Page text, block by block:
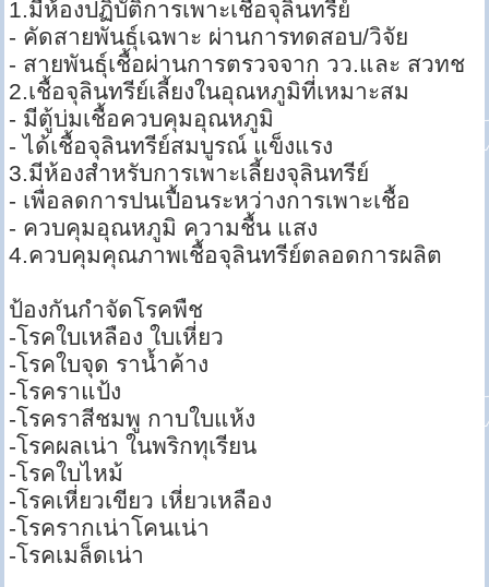
1.มีห้องปฏิบัติการเพาะเชื้อจุลินทรีย์
- คัดสายพันธุ์เฉพาะ ผ่านการทดสอบ/วิจัย
- สายพันธุ์เชื้อผ่านการตรวจจาก วว.และ สวทช
2.เชื้อจุลินทรีย์เลี้ยงในอุณหภูมิที่เหมาะสม
- มีตู้บ่มเชื้อควบคุมอุณหภูมิ
- ได้เชื้อจุลินทรีย์สมบูรณ์ แข็งแรง
3.มีห้องสำหรับการเพาะเลี้ยงจุลินทรีย์
- เพื่อลดการปนเปื้อนระหว่างการเพาะเชื้อ
- ควบคุมอุณหภูมิ ความชื้น แสง
4.ควบคุมคุณภาพเชื้อจุลินทรีย์ตลอดการผลิต
ป้องกันกำจัดโรคพืช
-โรคใบเหลือง ใบเหี่ยว
-โรคใบจุด ราน้ำค้าง
-โรคราแป้ง
-โรคราสีชมพู กาบใบแห้ง
-โรคผลเน่า ในพริกทุเรียน
-โรคใบไหม้
-โรคเหี่ยวเขียว เหี่ยวเหลือง
-โรครากเน่าโคนเน่า
-โรคเมล็ดเน่า